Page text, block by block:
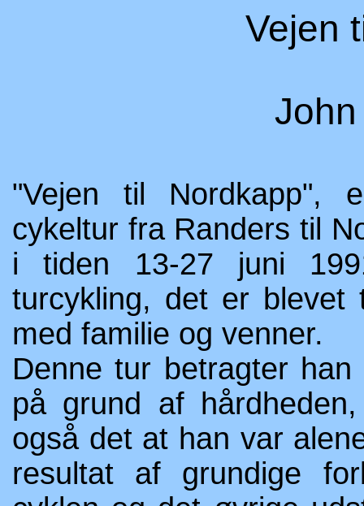
Vejen
"Vejen til Nordkapp",
cykeltur fra Randers til
i tiden 13-27 juni
turcykling, det er
med familie og venner.
Denne tur betragter
på grund af
også det at han var
resultat af grundige